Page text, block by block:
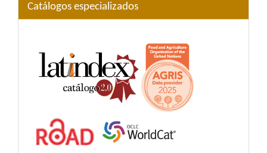
Catálogos especializados